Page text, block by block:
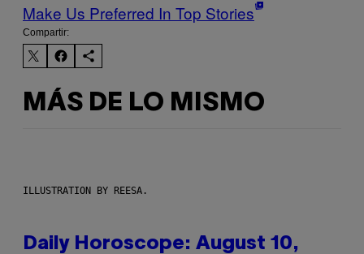
Make Us Preferred In Top Stories
Compartir:
MÁS DE LO MISMO
ILLUSTRATION BY REESA.
Daily Horoscope: August 10,